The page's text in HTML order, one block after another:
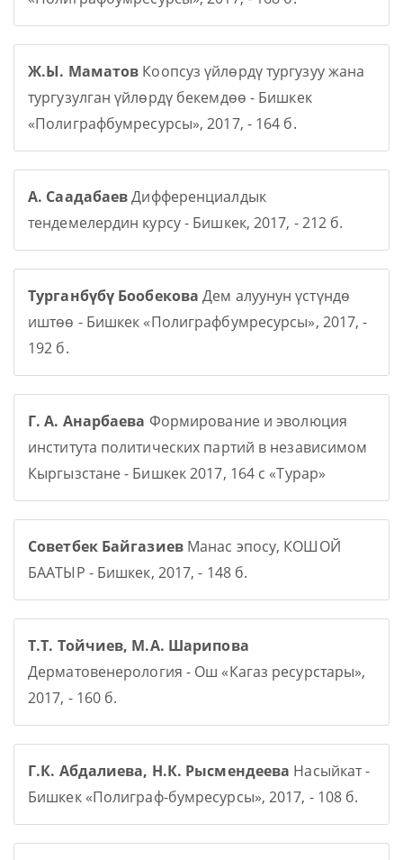
Ж.Ы. Маматов Коопсуз үйлөрдү тургузуу жана
тургузулган үйлөрдү бекемдөө - Бишкек
«Полиграфбумресурсы», 2017, - 164 б.
А. СаадабаевДифференциалдык
тендемелердин курсу - Бишкек, 2017, - 212 б.
Турганбүбү Бообекова Дем алуунун үстүндө
иштөө - Бишкек «Полиграфбумресурсы», 2017, -
192 б.
Г. А. Анарбаева Формирование и эволюция
института политических партий в независимом
Кыргызстане - Бишкек 2017, 164 с «Турар»
Советбек БайгазиевМанас эпосу, КОШОЙ
БААТЫР - Бишкек, 2017, - 148 б.
Т.Т. Тойчиев, М.А. Шарипова
Дерматовенерология - Ош «Кагаз ресурстары»,
2017, - 160 б.
Г.К. Абдалиева, Н.К. Рысмендеева Насыйкат -
Бишкек «Полиграф-бумресурсы», 2017, - 108 б.